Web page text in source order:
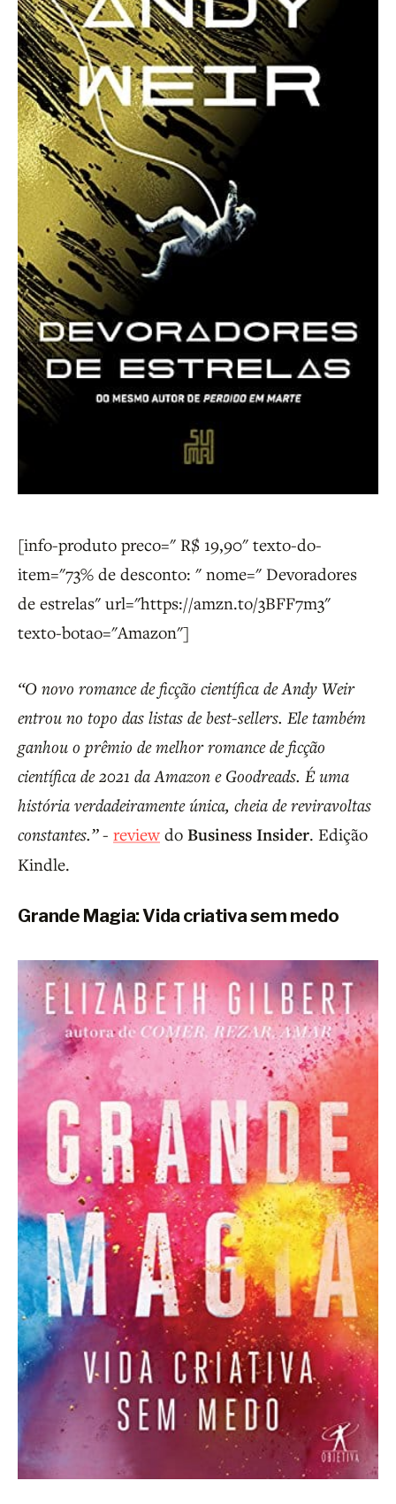
[info-produto preco=" R$ 19,90" texto-do-
item="73% de desconto: " nome=" Devoradores
de estrelas" url="https://amzn.to/3BFF7m3"
texto-botao="Amazon"]
“O novo romance de ficção científica de Andy Weir
entrou no topo das listas de best-sellers. Ele também
ganhou o prêmio de melhor romance de ficção
científica de 2021 da Amazon e Goodreads. É uma
história verdadeiramente única, cheia de reviravoltas
constantes.”- review do Business Insider. Edição
Kindle.
Grande Magia: Vida criativa sem medo